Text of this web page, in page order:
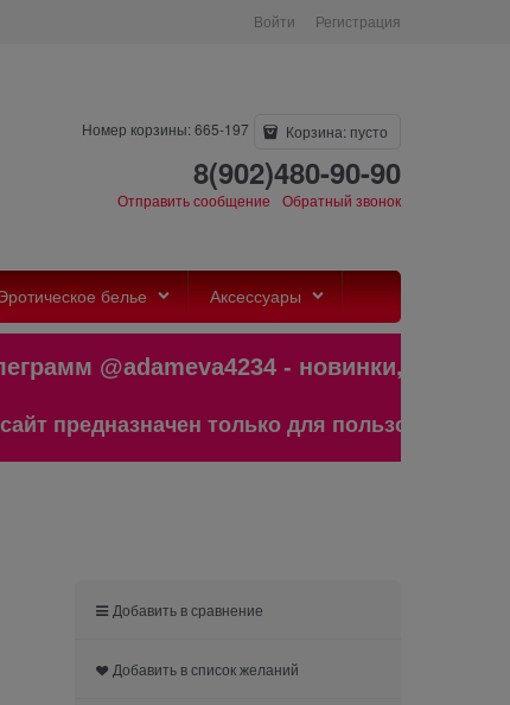
Войти Регистрация
Номер корзины: 665-197 Корзина: пусто
8(902)480-90-90
Отправить сообщение Обратный звонок
белье Аксессуары
@adameva4234 -
предназначен только для пользователей
Добавить в сравнение
Добавить в список желаний